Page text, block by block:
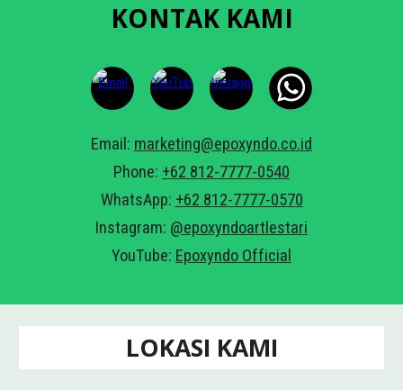
KONTAK KAMI
Email: marketing@epoxyndo.co.id
Phone: +62 812-7777-0540
WhatsApp: +62 812-7777-0570
Instagram: @epoxyndoartlestari
YouTube: Epoxyndo Official
LOKASI KAMI